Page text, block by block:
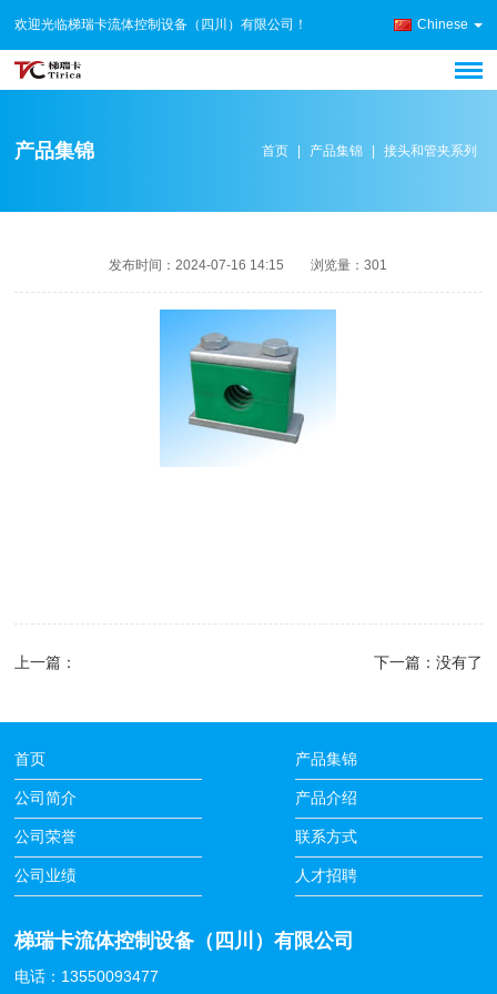
欢迎光临梯瑞卡流体控制设备（四川）有限公司！ Chinese
产品集锦 首页 | 产品集锦 | 接头和管夹系列
发布时间：2024-07-16 14:15 浏览量：301
上一篇： 下一篇： 没有了
首页
公司简介
公司荣誉
公司业绩
产品集锦
产品介绍
联系方式
人才招聘
梯瑞卡流体控制设备（四川）有限公司
电话：13550093477